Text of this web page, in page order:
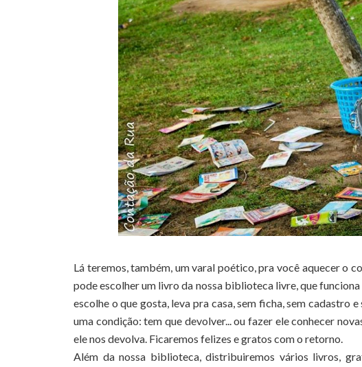
Lá teremos, também, um varal poético, pra você aquecer o
pode escolher um livro da nossa biblioteca livre, que
escolhe o que gosta, leva pra casa, sem ficha, sem cadastro
uma condição: tem que devolver... ou fazer ele conhecer
ele nos devolva. Ficaremos felizes e gratos com o retorno.
Além da nossa biblioteca, distribuiremos vários livros,